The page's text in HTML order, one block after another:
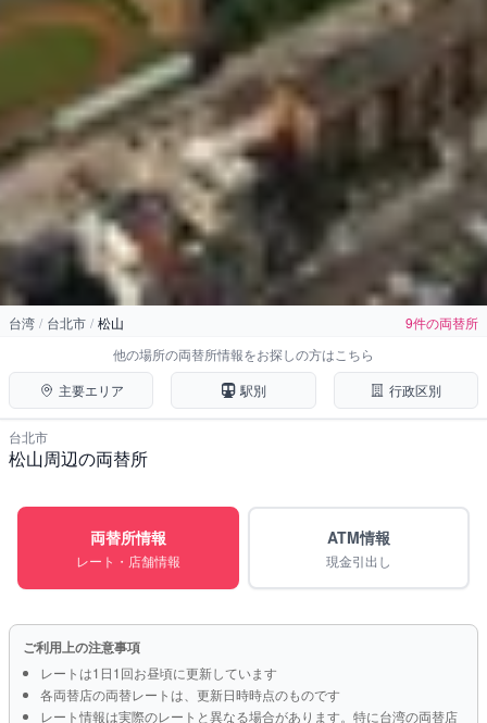
ホーム › 台湾
松山駅（台北市）の両替所
台北市
台湾 / 台北市 / 松山
9件の両替所
他の場所の両替所情報をお探しの方はこちら
主要エリア
駅別 行政区別
台北市
松山周辺の両替所
両替所情報
レート・店舗情報
ATM情報
現金引出し
ご利用上の注意事項
レートは1日1回お昼頃に更新しています
各両替店の両替レートは、更新日時時点のものです
レート情報は実際のレートと異なる場合があります。特に台湾の両替店